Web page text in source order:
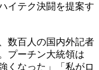
イテク決闘を提案す
数百人の国内外記者
プーチン大統領は
くなった」「私がロ